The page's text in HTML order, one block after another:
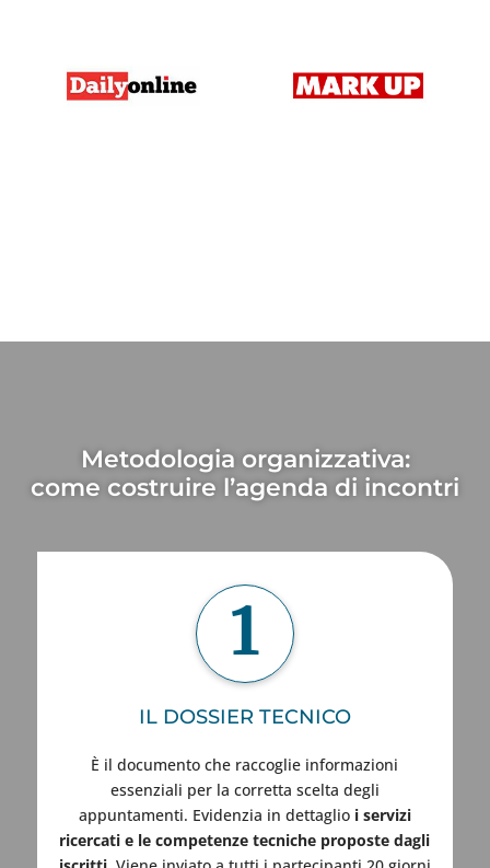
Metodologia organizzativa:
come costruire l’agenda di incontri
1
IL DOSSIER TECNICO
È il documento che raccoglie informazioni
essenziali per la corretta scelta degli
appuntamenti. Evidenzia in dettaglio i servizi
ricercati e le competenze tecniche proposte dagli